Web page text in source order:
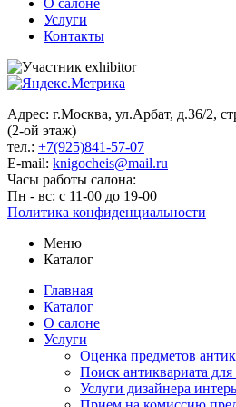
О салоне
Услуги
Контакты
Адрес: г.Москва, ул.Арбат, д.36/2,
(2-ой этаж)
тел.: +7(925)841-57-07
E-mail: knigocheis@mail.ru
Часы работы салона:
Пн - вс: с 11-00 до 19-00
Политика конфиденциальности
Меню
Каталог
Главная
Каталог
О салоне
Услуги
Оценка предметов
Поиск антиквариата
Услуги дизайнера